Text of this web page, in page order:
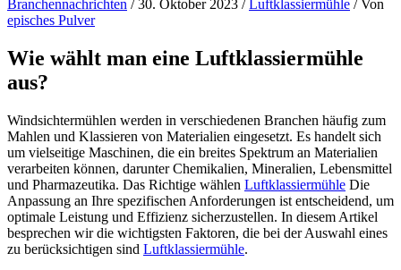
Branchennachrichten / 30. Oktober 2023 / Luftklassiermühle / Von
episches Pulver
Wie wählt man eine Luftklassiermühle
aus?
Windsichtermühlen werden in verschiedenen Branchen häufig zum
Mahlen und Klassieren von Materialien eingesetzt. Es handelt sich
um vielseitige Maschinen, die ein breites Spektrum an Materialien
verarbeiten können, darunter Chemikalien, Mineralien, Lebensmittel
und Pharmazeutika. Das Richtige wählen Luftklassiermühle Die
Anpassung an Ihre spezifischen Anforderungen ist entscheidend, um
optimale Leistung und Effizienz sicherzustellen. In diesem Artikel
besprechen wir die wichtigsten Faktoren, die bei der Auswahl eines
zu berücksichtigen sind Luftklassiermühle.